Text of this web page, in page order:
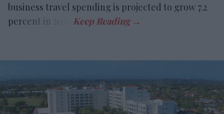
business travel spending is projected to grow 7.2
percent in 2026.